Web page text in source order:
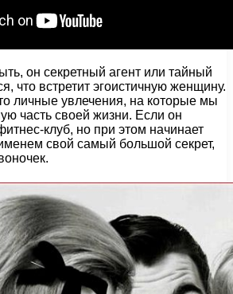
он секретный агент или тайный
что встретит эгоистичную женщину.
личные увлечения, на которые мы
часть своей жизни. Если он
клуб, но при этом начинает
свой самый большой секрет,